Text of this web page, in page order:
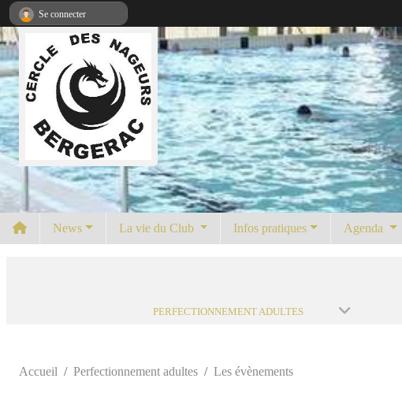
News La vie du Club Infos pratiques Agenda
PERFECTIONNEMENT ADULTES
Accueil Perfectionnement adultes Les évènements
Se connecter
Panneau de gestion des cookies